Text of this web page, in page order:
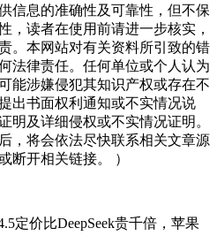
信息的准确性及可靠性，但不保
，读者在使用前请进一步核实，
。本网站对有关资料所引致的错
法律责任。任何单位或个人认为
能涉嫌侵犯其知识产权或存在不
出书面权利通知或不实情况说
明及详细侵权或不实情况证明。
，将会依法尽快联系相关文章源
断开相关链接。 ）
定价比DeepSeek贵千倍，苹果